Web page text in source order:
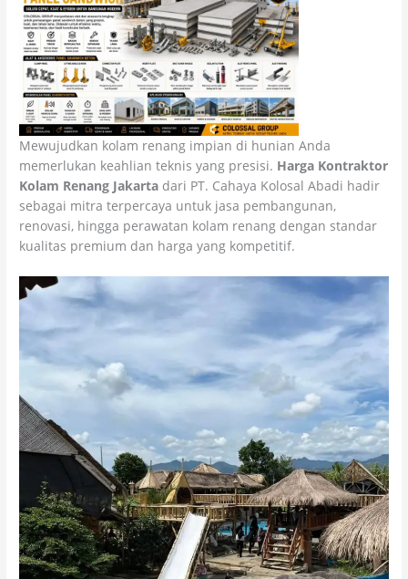
Mewujudkan kolam renang impian di hunian Anda
memerlukan keahlian teknis yang presisi. Harga Kontraktor
Kolam Renang Jakarta dari PT. Cahaya Kolosal Abadi hadir
sebagai mitra terpercaya untuk jasa pembangunan,
renovasi, hingga perawatan kolam renang dengan standar
kualitas premium dan harga yang kompetitif.